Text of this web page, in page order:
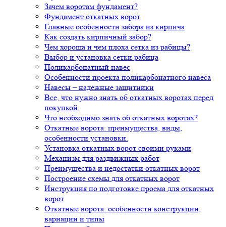
Зачем воротам фундамент?
Фундамент откатных ворот
Главные особенности забора из кирпича
Как создать кирпичный забор?
Чем хороша и чем плоха сетка из рабицы?
Выбор и установка сетки рабица
Поликарбонатный навес
Особенности проекта поликарбонатного навеса
Навесы – надежные защитники
Все, что нужно знать об откатных воротах перед
покупкой
Что необходимо знать об откатных воротах?
Откатные ворота: преимущества, виды,
особенности установки.
Установка откатных ворот своими руками
Механизм для раздвижных работ
Преимущества и недостатки откатных ворот
Построение схемы для откатных ворот
Инструкция по подготовке проема для откатных
ворот
Откатные ворота: особенности конструкции,
вариации и типы